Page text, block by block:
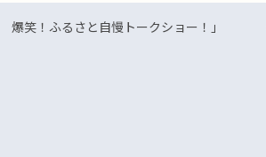
笑！ふるさと自慢トークショー！」